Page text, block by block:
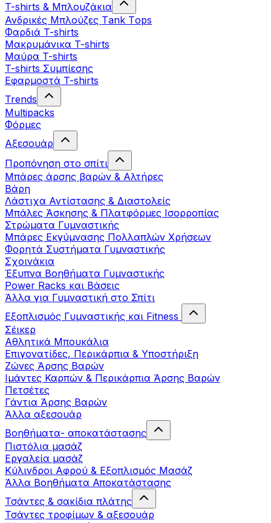
T-shirts & Μπλουζάκια
Ανδρικές Mπλούζες Τank Τops
Φαρδιά T-shirts
Μακρυμάνικα T-shirts
Μαύρα T-shirts
T-shirts Συμπίεσης
Εφαρμοστά T-shirts
Trends
Multipacks
Φόρμες
Αξεσουάρ
Προπόνηση στο σπίτι
Μπάρες άρσης βαρών & Αλτήρες
Βάρη
Λάστιχα Αντίστασης & Διαστολείς
Μπάλες Άσκησης & Πλατφόρμες Ισορροπίας
Στρώματα Γυμναστικής
Μπάρες Εκγύμνασης Πολλαπλών Χρήσεων
Φορητά Συστήματα Γυμναστικής
Σχοινάκια
Έξυπνα Βοηθήματα Γυμναστικής
Power Racks και Βάσεις
Άλλα για Γυμναστική στο Σπίτι
Εξοπλισμός Γυμναστικής και Fitness
Σέικερ
Αθλητικά Μπουκάλια
Επιγονατίδες, Περικάρπια & Υποστήριξη
Ζώνες Άρσης Βαρών
Ιμάντες Καρπών & Περικάρπια Άρσης Βαρών
Πετσέτες
Γάντια Άρσης Βαρών
Άλλα αξεσουάρ
Βοηθήματα- αποκατάστασης
Πιστόλια μασάζ
Εργαλεία μασάζ
Κύλινδροι Αφρού & Εξοπλισμός Μασάζ
Άλλα Βοηθήματα Αποκατάστασης
Τσάντες & σακίδια πλάτης
Τσάντες τροφίμων & αξεσουάρ